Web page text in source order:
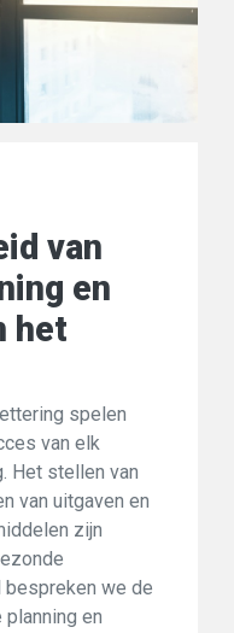
van
en
het
spelen
van elk
Het stellen van
van uitgaven en
zijn
we de
en